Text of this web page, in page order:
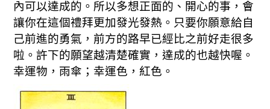
內可以達成的。所以多想正面的、開心的事，會
讓你在這個禮拜更加發光發熱。只要你願意給自
己前進的勇氣，前方的路早已經比之前好走很多
啦。許下的願望越清楚確實，達成的也越快喔。
幸運物，雨傘；幸運色，紅色。